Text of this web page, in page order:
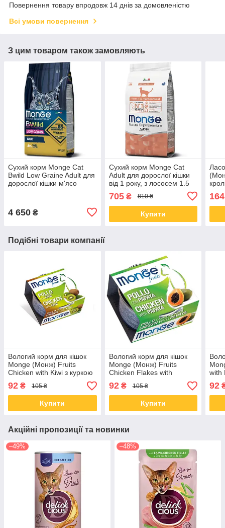
Повернення товару впродовж 14 днів за домовленістю
Всі умови повернення
З цим товаром також замовляють
Сухий корм Monge Cat
Bwild Low Graine Adult для
дорослої кішки м'ясо
4 650 ₴
Сухий корм Monge Cat
Adult для дорослої кішки
від 1 року, з лососем 1.5
705₴ 810 ₴
Купити
164
Подібні товари компанії
Вологий корм для кішок
Monge (Монж) Fruits
Chicken with Kiwi з куркою
та ківі 80 гр
92 ₴ 105 ₴
Купити
Вологий корм для кішок
Monge (Монж) Fruits
Chicken Flakes with
Papaya з куркою та
папаєю 80 гр
92₴ 105 ₴
Купити
with
92
Акційні пропозиції та новинки
–49% –48%